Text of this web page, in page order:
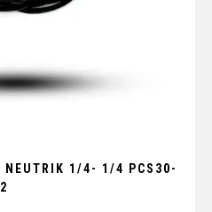
NEUTRIK 1/4- 1/4 PCS30-